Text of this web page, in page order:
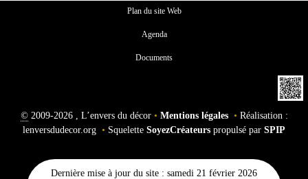
Plan du site Web
Agenda
Documents
©2009-2026 , L’envers du décor • Mentions légales • Réalisation :
lenversdudecor.org • Squelette SoyezCréateurs propulsé par SPIP
Dernière mise à jour du site : samedi 21 février 2026